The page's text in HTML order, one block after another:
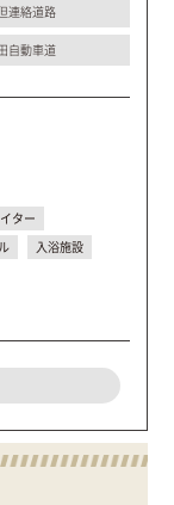
連絡道路
自動車道
ター
入浴施設